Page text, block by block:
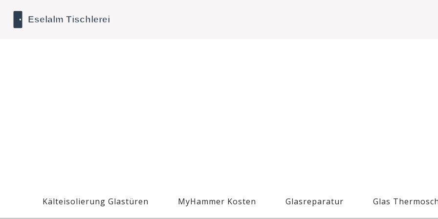
Kälteisolierung Glastüren MyHammer Kosten Glasreparatur Glas